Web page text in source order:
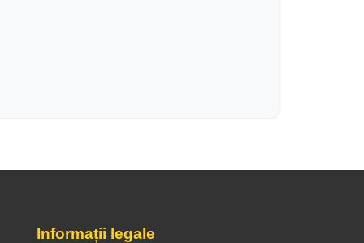
Informații legale